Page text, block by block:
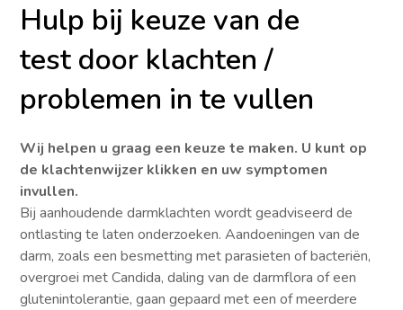
Hulp bij keuze van de
test door klachten /
problemen in te vullen
Wij helpen u graag een keuze te maken. U kunt op
de klachtenwijzer klikken en uw symptomen
invullen.
Bij aanhoudende darmklachten wordt geadviseerd de
ontlasting te laten onderzoeken. Aandoeningen van de
darm, zoals een besmetting met parasieten of bacteriën,
overgroei met Candida, daling van de darmflora of een
glutenintolerantie, gaan gepaard met een of meerdere